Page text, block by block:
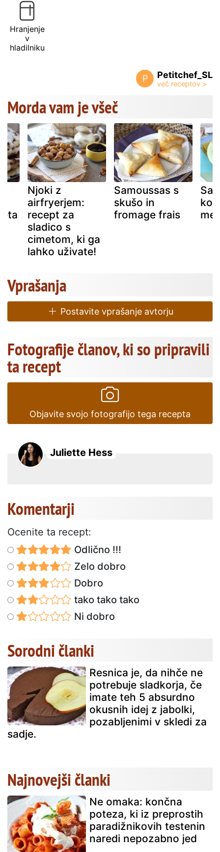
Hranjenje
v
hladilniku
P Petitchef_SL
Morda vam je všeč
Njoki z
airfryerjem:
recept za
sladico s
cimetom, ki ga
lahko uživate!
Samoussas s
skušo in
fromage frais
Vprašanja
Postavite vprašanje avtorju
Fotografije članov, ki so pripravili
ta recept
Objavite svojo fotografijo tega recepta
Juliette Hess
Komentarji
Ocenite ta recept:
Odlično !!!
Zelo dobro
Dobro
tako tako tako
Ni dobro
Sorodni članki
Resnica je, da nihče ne
potrebuje sladkorja, če
imate teh 5 absurdno
okusnih idej z jabolki,
pozabljenimi v skledi za
sadje.
Najnovejši članki
Ne omaka: končna
poteza, ki iz preprostih
paradižnikovih testenin
naredi nepozabno jed